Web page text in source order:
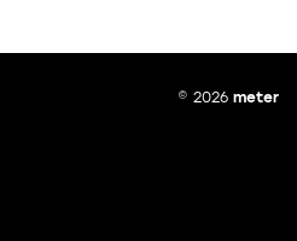
© 2026 meter